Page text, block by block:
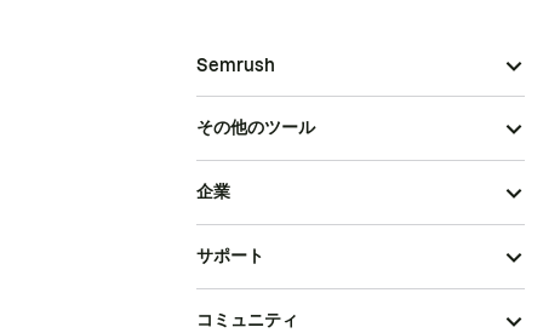
Semrush
その他のツール
企業
サポート
コミュニティ